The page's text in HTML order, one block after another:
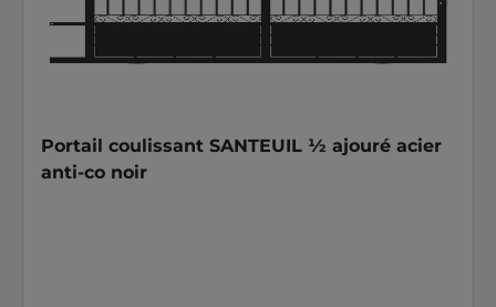
Portail coulissant SANTEUIL ½ ajouré acier
anti-co noir